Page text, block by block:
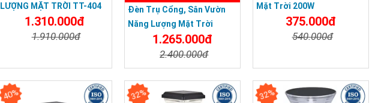
LƯỢNG MẶT TRỜI TT-404
Màu Vàng1.310.000đ
1.910.000đ
Đèn Trụ Cổng, Sân Vườn
Năng Lượng Mặt Trời
TT304B1.265.000đ
2.400.000đ
Mặt Trời 200W
375.000đ
540.000đ
40% 32% 32%